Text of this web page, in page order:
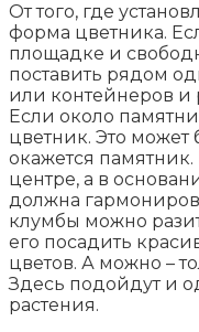
От того, где
форма цветника.
площадке и
поставить рядом
или контейнеров и
Если около
цветник. Это может
окажется
центре, а в
должна
клумбы можно
его посадить
цветов. А можно –
Здесь подойдут и
растения.